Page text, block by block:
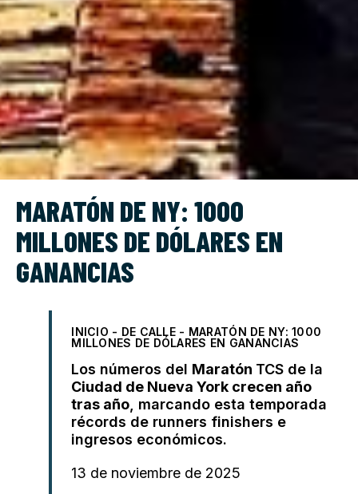
MARATÓN DE NY: 1000
MILLONES DE DÓLARES EN
GANANCIAS
INICIO - DE CALLE - MARATÓN DE NY: 1000
MILLONES DE DÓLARES EN GANANCIAS
Los números del Maratón TCS de la
Ciudad de Nueva York crecen año
tras año , marcando esta temporada
récords de runners finishers e
ingresos económicos.
13 de noviembre de 2025